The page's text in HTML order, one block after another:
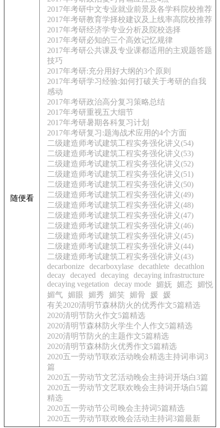
随便看
2017年考研中文专业就业前景及各学科院校推荐
2017年考研教育学择校建议及上线率高院校推荐
2017年考研经济学专业分析及院校选择
2017年考研必知的三个高效记忆规律
2017年考研公共课及专业课都适用的主观题答题
技巧
2017年考研:充分用好大纲的3个原则
2017年考研学习经验:如何打破关于考研的自我
感动
2017年考研政治高分复习策略总结
2017年考研重视五大细节
2017年考研暑期各科复习计划
2017年考研复习:题海战术应用的4个方面
二级建造师考试建筑工程实务强化讲义(54)
二级建造师考试建筑工程实务强化讲义(53)
二级建造师考试建筑工程实务强化讲义(52)
二级建造师考试建筑工程实务强化讲义(51)
二级建造师考试建筑工程实务强化讲义(50)
二级建造师考试建筑工程实务强化讲义(49)
二级建造师考试建筑工程实务强化讲义(48)
二级建造师考试建筑工程实务强化讲义(47)
二级建造师考试建筑工程实务强化讲义(46)
二级建造师考试建筑工程实务强化讲义(45)
二级建造师考试建筑工程实务强化讲义(44)
二级建造师考试建筑工程实务强化讲义(43)
decarbonize decarboxylase decathlete decathlon
decay decayed decaying
decaying infrastructure
decaying vegetation
decay mode 媚妩 媚态
媚悦
媚气 媚眼 媚秀 媚笑 媚骨 媛 媛
有关2020清明节森林防火的优秀作文5篇精选
2020清明节防火作文5篇精选
2020清明节森林防火学生个人作文5篇精选
2020清明节防火的主题作文5篇精选
2020清明节森林防火优秀作文5篇精选
2020五一劳动节联欢活动晚会精选主持词串词3
篇
2020五一劳动节文艺活动晚会主持词开场白3篇
2020五一劳动节文艺联欢晚会主持词开场白5篇
精选
2020五一劳动节公司晚会主持词5篇精选
2020五一劳动节联欢晚会活动主持词3篇最新